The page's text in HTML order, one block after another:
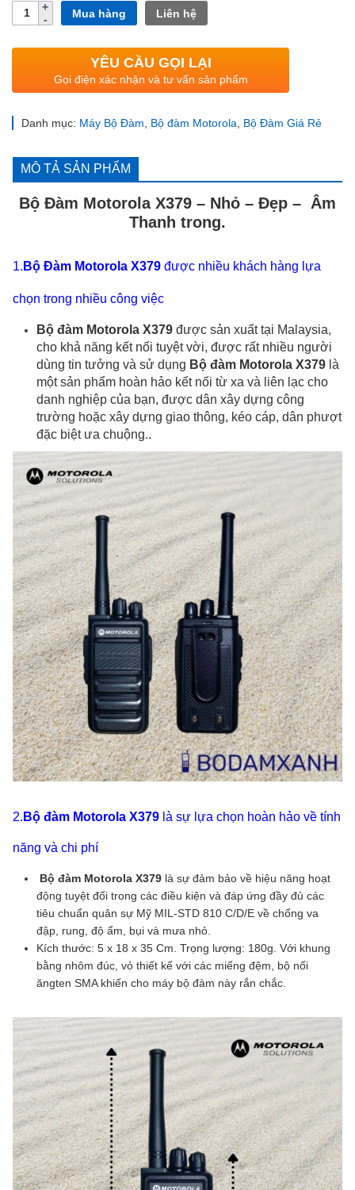
Số
lượng
Mua hàng Liên hệ
YÊU CẦU GỌI LẠI
Gọi điện xác nhận và tư vấn sản phẩm
Danh mục: Máy Bộ Đàm Bộ đàm Motorola Bộ Đàm Giá Rẻ
MÔ TẢ SẢN PHẨM
Bộ Đàm Motorola X379 – Nhỏ – Đẹp – Âm
Thanh trong.
1. Bộ Đàm Motorola X379 được nhiều khách hàng lựa
chọn trong nhiều công việc
Bộ đàm Motorola X379 được sản xuất tại Malaysia,
cho khả năng kết nối tuyệt vời, được rất nhiều người
dùng tin tưởng và sử dụng Bộ đàm Motorola X379 là
một sản phẩm hoàn hảo kết nối từ xa và liên lạc cho
danh nghiệp của bạn, được dân xây dựng công
trường hoặc xây dựng giao thông, kéo cáp, dân phượt
đặc biệt ưa chuộng..
2. Bộ đàm Motorola X379 là sự lựa chọn hoàn hảo về tính
năng và chi phí
Bộ đàm Motorola X379 là sự đảm bảo về hiệu năng hoạt
động tuyệt đối trong các điều kiện và đáp ứng đầy đủ các
tiêu chuẩn quân sự Mỹ MIL-STD 810 C/D/E về chống va
đập, rung, độ ẩm, bụi và mưa nhỏ.
Kích thước: 5 x 18 x 35 Cm. Trọng lượng: 180g. Với khung
bằng nhôm đúc, vỏ thiết kế với các miếng đệm, bộ nối
ăngten SMA khiến cho máy bộ đàm này rắn chắc.